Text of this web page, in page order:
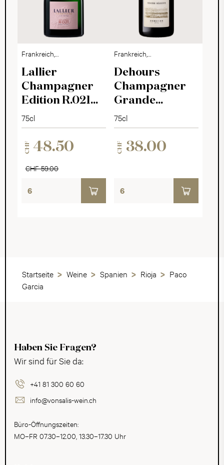
Frankreich,
Champagne
Lallier
Champagner
Edition R.021
Rosé Brut
75cl
CHF 48.50
CHF 59.00
Frankreich,
Champagne
Dehours
Champagner
Grande
Réserve Brut
75cl
CHF 38.00
Startseite Weine Spanien Rioja
Paco
Garcia
Haben Sie Fragen?
Wir sind für Sie da:
+41 81 300 60 60
info@vonsalis-wein.ch
Büro-Öffnungszeiten:
MO–FR 07.30–12.00, 13.30–17.30 Uhr